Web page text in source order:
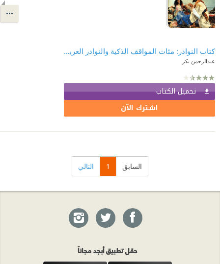
كتاب النوادر: مئات المواقف الذكية والنوادر العربية
عبدالرحمن بكر
تحميل الكتاب
اشترك الآن
السابق 1 التالي
حمّل تطبيق أبجد مجاناً